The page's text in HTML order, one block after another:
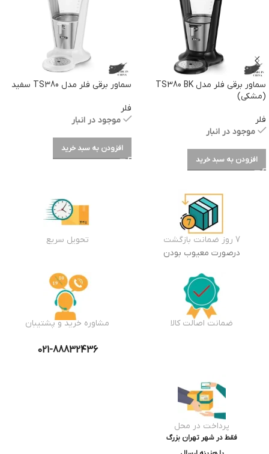
سماور برقی فلر مدل TS380 BK
(مشکی)
فلر
موجود در انبار
افزودن به سبد خرید
سماور برقی فلر مدل TS380 سفید
فلر
موجود در انبار
افزودن به سبد خرید
7 روز ضمانت بازگشت
درصورت معیوب بودن
تحویل سریع
ضمانت اصالت کالا مشاوره خرید و پشتیبان
021-88832436
پرداخت در محل
فقط در شهر تهران بزرگ